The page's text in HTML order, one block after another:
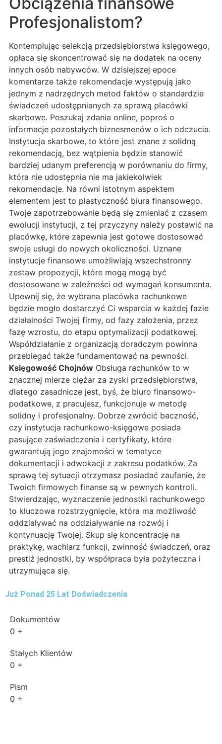
Profesjonalistom?
Kontemplując selekcją przedsiębiorstwa księgowego,
opłaca się skoncentrować się na dodatek na oceny
innych osób nabywców. W dzisiejszej epoce
komentarze także rekomendacje występują jako
jednym z nadrzędnych metod faktów o standardzie
świadczeń udostępnianych za sprawą placówki
skarbowe. Poszukaj zdania online, poproś o
informacje pozostałych biznesmenów o ich odczucia.
Instytucja skarbowe, to które jest znane z solidną
rekomendacją, bez wątpienia będzie stanowić
bardziej udanym preferencją w porównaniu do firmy,
która nie udostępnia nie ma jakiekolwiek
rekomendacje. Na równi istotnym aspektem
elementem jest to plastyczność biura finansowego.
Twoje zapotrzebowanie będą się zmieniać z czasem
ewolucji instytucji, z tej przyczyny należy postawić na
placówkę, które zapewnia jest gotowe dostosować
swoje usługi do nowych okoliczności. Uznane
instytucje finansowe umożliwiają wszechstronny
zestaw propozycji, które mogą mogą być
dostosowane w zależności od wymagań konsumenta.
Upewnij się, że wybrana placówka rachunkowe
będzie mogło dostarczyć Ci wsparcia w każdej fazie
działalności Twojej firmy, od fazy założenia, przez
fazę wzrostu, do etapu optymalizacji podatkowej.
Współdziałanie z organizacją doradczym powinna
przebiegać także fundamentować na pewności.
Księgowość Chojnów Obsługa rachunków to w
znacznej mierze ciężar za zyski przedsiębiorstwa,
dlatego zasadnicze jest, byś, że biuro finansowo-
podatkowe, z pracujesz, funkcjonuje w metodę
solidny i profesjonalny. Dobrze zwrócić baczność,
czy instytucja rachunkowo-księgowe posiada
pasujące zaświadczenia i certyfikaty, które
gwarantują jego znajomości w tematyce
dokumentacji i adwokacji z zakresu podatków. Za
sprawą tej sytuacji otrzymasz posiadać zaufanie, że
Twoich firmowych finanse są w pewnych kontroli.
Stwierdzając, wyznaczenie jednostki rachunkowego
to kluczowa rozstrzygnięcie, która ma możliwość
oddziaływać na oddziaływanie na rozwój i
kontynuację Twojej. Skup się koncentrację na
praktykę, wachlarz funkcji, zwinność świadczeń, oraz
prestiż jednostki, by współpraca była pożyteczna i
utrzymująca się.
Już Ponad 25 Lat Doświadczenia
Dokumentów
0 +
Stałych Klientów
0 +
Pism
0 +